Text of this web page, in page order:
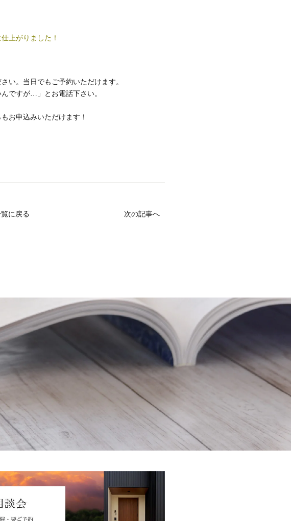
上がりました！
い。当日でもご予約いただけます。
ですが…」とお電話下さい。
お申込みいただけます！
に戻る 次の記事へ